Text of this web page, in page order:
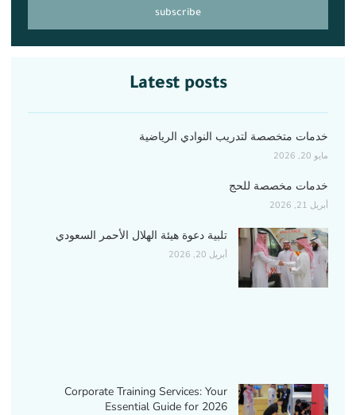
subscribe
Latest posts
خدمات متخصصة لتدريب النوادي الرياضية
مايو 20, 2026
خدمات مخصصة للحج
أبريل 21, 2026
تلبية دعوة هيئة الهلال الأحمر السعودي
أبريل 20, 2026
Corporate Training Services: Your
Essential Guide for 2026